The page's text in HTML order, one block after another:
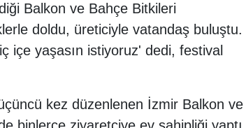
Balkon ve Bahçe Bitkileri
doldu, üreticiyle vatandaş buluştu.
içe yaşasın istiyoruz' dedi, festival
kez düzenlenen İzmir Balkon ve